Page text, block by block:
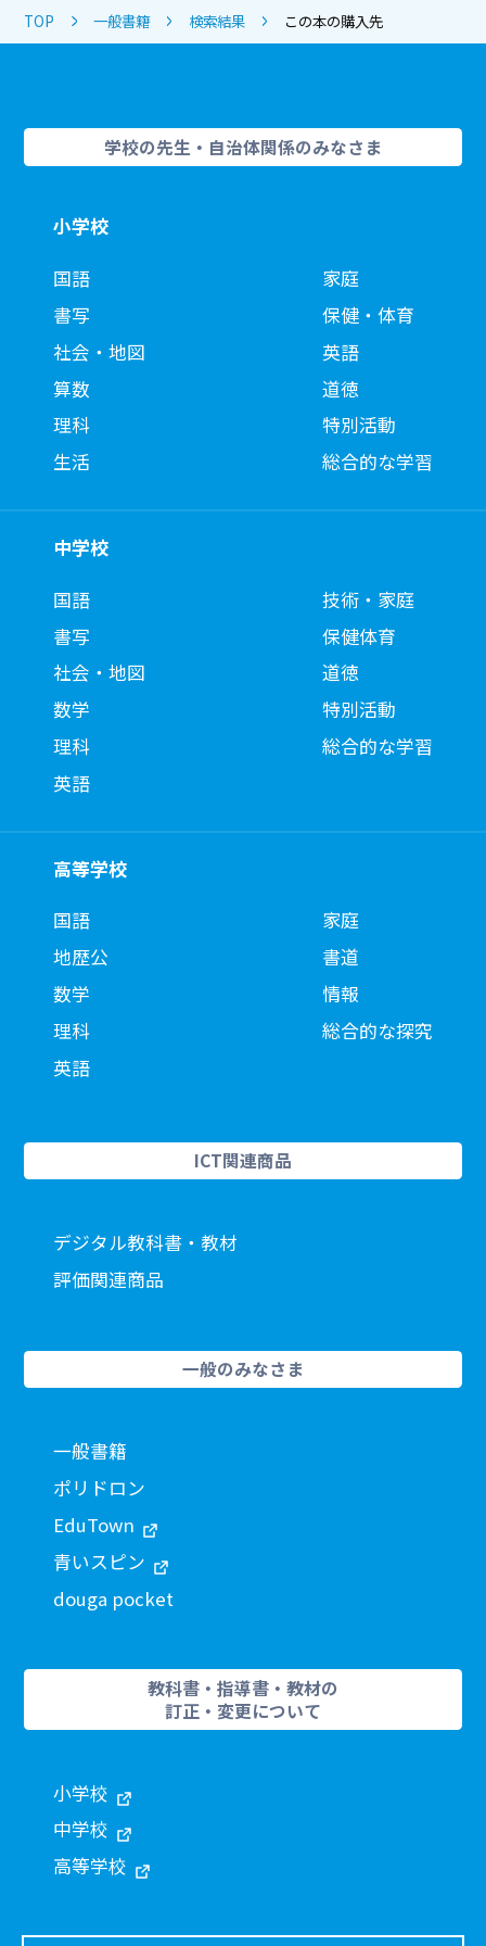
TOP 一般書籍 検索結果 この本の購入先
学校の先生・自治体関係のみなさま
小学校
国語
書写
社会・地図
算数
理科
生活
家庭
保健・体育
英語
道徳
特別活動
総合的な学習
中学校
国語
書写
社会・地図
数学
理科
英語
技術・家庭
保健体育
道徳
特別活動
総合的な学習
高等学校
国語
地歴公
数学
理科
英語
家庭
書道
情報
総合的な探究
ICT関連商品
デジタル教科書・教材
評価関連商品
一般のみなさま
一般書籍
ポリドロン
EduTown
青いスピン
douga pocket
教科書・指導書・教材の
訂正・変更について
小学校
中学校
高等学校